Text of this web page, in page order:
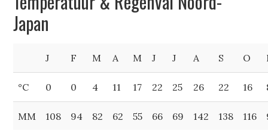
Japan
J F M A M J J A S O
°C 0 0 4 11 17 22 25 26 22 16
MM 108 94 82 62 55 66 69 142 138 116